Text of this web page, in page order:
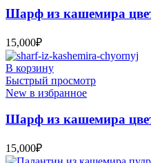
Шарф из кашемира
15,000₽
В корзину
Быстрый просмотр
New в избранное
Шарф из кашемира
15,000₽